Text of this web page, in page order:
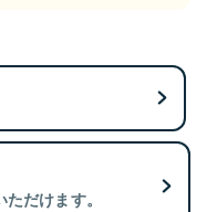
だけます。